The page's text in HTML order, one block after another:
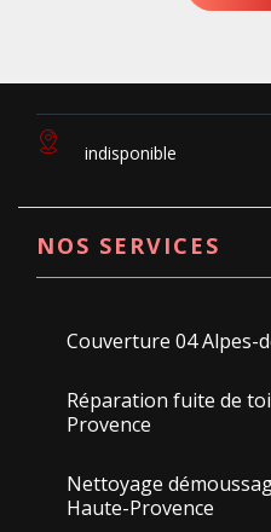
indisponible
NOS SERVICES
Couverture 04 Alpes-
Réparation fuite de
Provence
Nettoyage
Haute-Provence